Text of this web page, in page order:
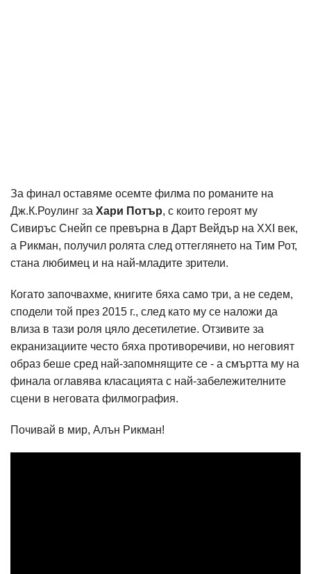
За финал оставяме осемте филма по романите на
Дж.К.Роулинг за Хари Потър, с които героят му
Сивиръс Снейп се превърна в Дарт Вейдър на XXI век,
а Рикман, получил ролята след оттеглянето на Тим Рот,
стана любимец и на най-младите зрители.
Когато започвахме, книгите бяха само три, а не седем,
сподели той през 2015 г., след като му се наложи да
влиза в тази роля цяло десетилетие. Отзивите за
екранизациите често бяха противоречиви, но неговият
образ беше сред най-запомнящите се - а смъртта му на
финала оглавява класацията с най-забележителните
сцени в неговата филмография.
Почивай в мир, Алън Рикман!